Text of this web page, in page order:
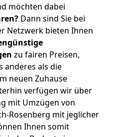
möchten dabei
Dann sind Sie bei
Netzwerk bieten Ihnen
zu fairen Preisen,
anderes als die
neuen Zuhause
verfügen wir über
mit Umzügen von
Rosenberg mit jeglicher
Ihnen somit